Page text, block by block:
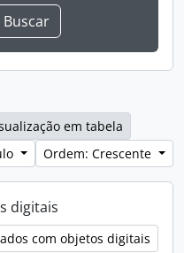
em tabela
Ordem: Crescente
digitais
com objetos digitais